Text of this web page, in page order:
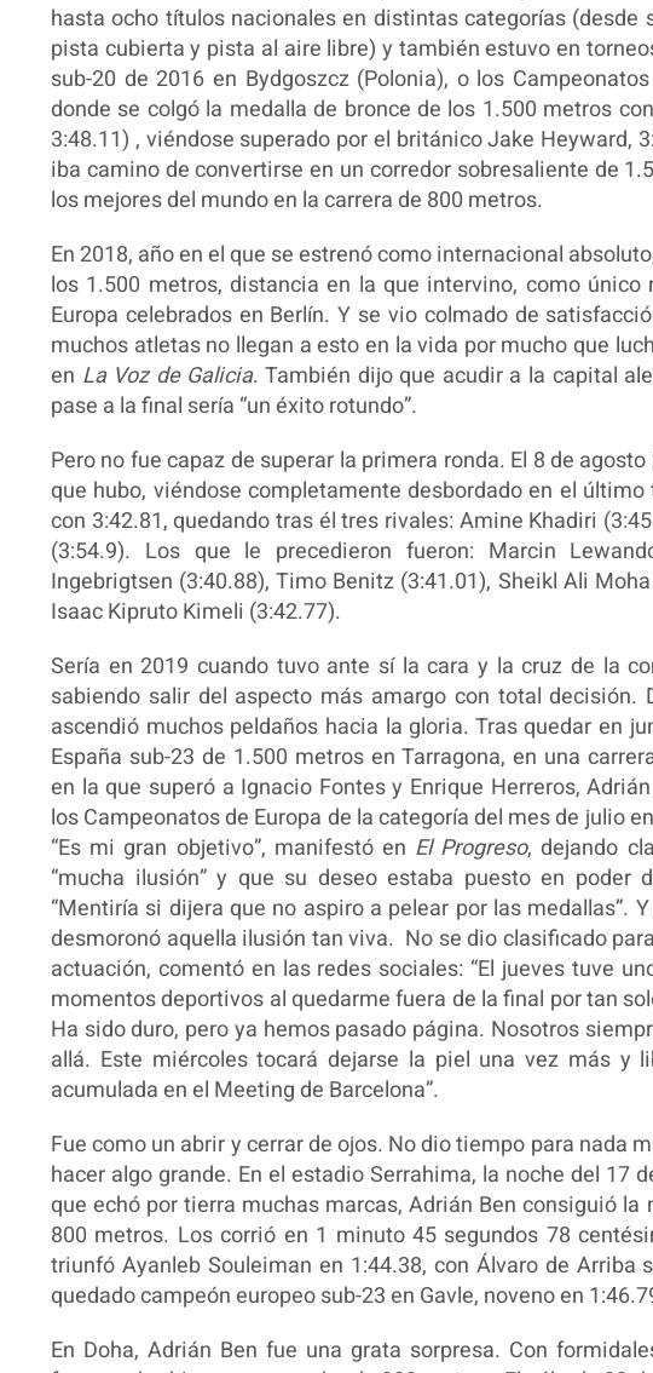
hasta ocho títulos nacionales en distintas categorías (desde
pista cubierta y pista al aire libre) y también estuvo en
sub-20 de 2016 en Bydgoszcz (Polonia), o los
donde se colgó la medalla de bronce de los 1.500 metros
3:48.11) , viéndose superado por el británico Jake Heyward,
iba camino de convertirse en un corredor sobresaliente de
los mejores del mundo en la carrera de 800 metros.
En 2018, año en el que se estrenó como internacional
los 1.500 metros, distancia en la que intervino, como
Europa celebrados en Berlín. Y se vio colmado de
muchos atletas no llegan a esto en la vida por mucho que
en La Voz de Galicia. También dijo que acudir a la capital
pase a la final sería “un éxito rotundo”.
Pero no fue capaz de superar la primera ronda. El 8 de
que hubo, viéndose completamente desbordado en el
con 3:42.81, quedando tras él tres rivales: Amine Khadiri
(3:54.9). Los que le precedieron fueron: Marcin
Ingebrigtsen (3:40.88), Timo Benitz (3:41.01), Sheikl Ali
Isaac Kipruto Kimeli (3:42.77).
Sería en 2019 cuando tuvo ante sí la cara y la cruz de la
sabiendo salir del aspecto más amargo con total decisión.
ascendió muchos peldaños hacia la gloria. Tras quedar en
España sub-23 de 1.500 metros en Tarragona, en una
en la que superó a Ignacio Fontes y Enrique Herreros,
los Campeonatos de Europa de la categoría del mes de julio
“Es mi gran objetivo”, manifestó en El Progreso, dejando
“mucha ilusión” y que su deseo estaba puesto en poder
“Mentiría si dijera que no aspiro a pelear por las medallas”.
desmoronó aquella ilusión tan viva. No se dio clasificado
actuación, comentó en las redes sociales: “El jueves tuve
momentos deportivos al quedarme fuera de la final por tan
Ha sido duro, pero ya hemos pasado página. Nosotros
allá. Este miércoles tocará dejarse la piel una vez más y
acumulada en el Meeting de Barcelona”.
Fue como un abrir y cerrar de ojos. No dio tiempo para nada
hacer algo grande. En el estadio Serrahima, la noche del 17
que echó por tierra muchas marcas, Adrián Ben consiguió
800 metros. Los corrió en 1 minuto 45 segundos 78
triunfó Ayanleb Souleiman en 1:44.38, con Álvaro de Arriba
quedado campeón europeo sub-23 en Gavle, noveno en
En Doha, Adrián Ben fue una grata sorpresa. Con